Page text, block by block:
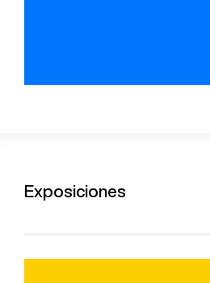
Exposiciones